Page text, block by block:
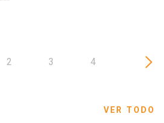
2 3 4
VER TODO